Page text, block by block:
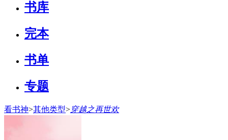
书库
完本
书单
专题
看书神>其他类型>穿越之再世欢